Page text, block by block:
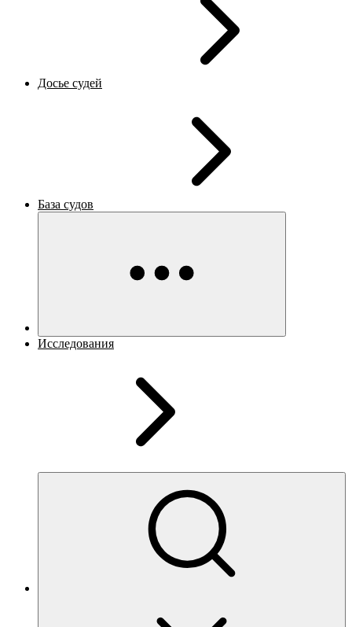
Досье судей
База судов
Исследования